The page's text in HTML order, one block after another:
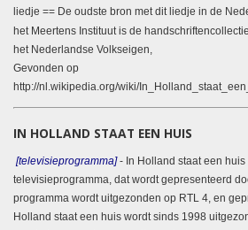
liedje == De oudste bron met dit liedje in de
het Meertens Instituut is de
het Nederlandse Volkseigen,
Gevonden op
http://nl.wikipedia.org/wiki/
IN HOLLAND STAAT EEN HUIS
[televisieprogramma]- In Holland staat een
televisieprogramma, dat wordt gepresenteerd
programma wordt uitgezonden op RTL 4, en
Holland staat een huis wordt sinds 1998